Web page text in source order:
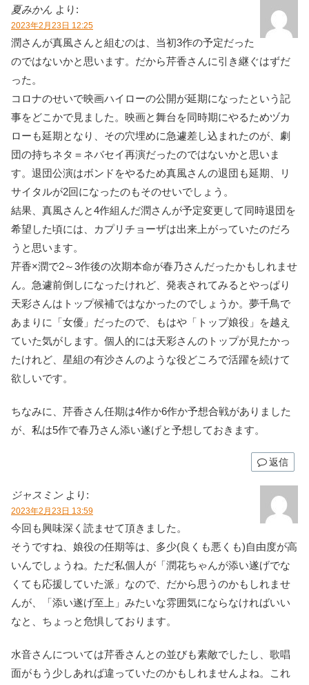
夏みかん より:
2023年2月23日 12:25
潤さんが真風さんと組むのは、当初3作の予定だった
のではないかと思います。だから芹香さんに引き継ぐはずだ
った。
コロナのせいで映画ハイローの公開が延期になったという記
事をどこかで見ました。映画と舞台を同時期にやるためヅカ
ローも延期となり、その穴埋めに急遽差し込まれたのが、劇
団の持ちネタ＝ネバセイ再演だったのではないかと思いま
す。退団公演はボンドをやるため真風さんの退団も延期、リ
サイタルが2回になったのもそのせいでしょう。
結果、真風さんと4作組んだ潤さんが予定変更して同時退団を
希望した頃には、カプリチョーザは出来上がっていたのだろ
うと思います。
芹香×潤で2～3作後の次期本命が春乃さんだったかもしれませ
ん。急遽前倒しになったけれど、発表されてみるとやっぱり
天彩さんはトップ候補ではなかったのでしょうか。夢千鳥で
あまりに「女優」だったので、もはや「トップ娘役」を越え
ていた気がします。個人的には天彩さんのトップが見たかっ
たけれど、星組の有沙さんのような役どころで活躍を続けて
欲しいです。
ちなみに、芹香さん任期は4作か6作か予想合戦がありました
が、私は5作で春乃さん添い遂げと予想しておきます。
返信
ジャスミン より:
2023年2月23日 13:59
今回も興味深く読ませて頂きました。
そうですね、娘役の任期等は、多少(良くも悪くも)自由度が高
いんでしょうね。ただ私個人が「潤花ちゃんが添い遂げでな
くても応援していた派」なので、だから思うのかもしれませ
んが、「添い遂げ至上」みたいな雰囲気にならなければいい
なと、ちょっと危惧しております。
水音さんについては芹香さんとの並びも素敵でしたし、歌唱
面がもう少しあれば違っていたのかもしれませんよね。これ